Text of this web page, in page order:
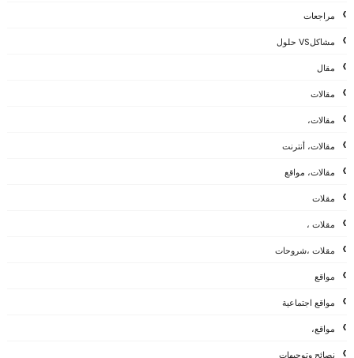
مراجعات
مشاكلVS حلول
مقال
مقالات
مقالات،
مقالات، أنترنت
مقالات، مواقع
مقلات
مقلات ،
مقلات ،شروحات
مواقع
مواقع اجتماعية
مواقع،
نصائح وتوجيهات